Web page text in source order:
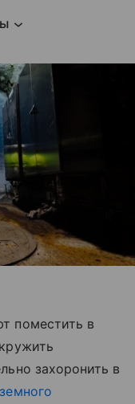
поместить в
захоронить в